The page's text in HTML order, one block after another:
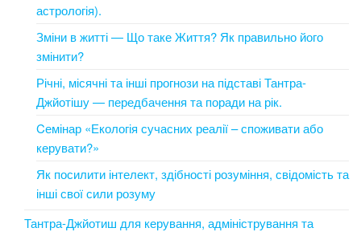
астрологія).
Зміни в житті — Що таке Життя? Як правильно його
змінити?
Річні, місячні та інші прогнози на підставі Тантра-
Джйотішу — передбачення та поради на рік.
Cемінар «Екологія сучасних реалії – споживати або
керувати?»
Як посилити інтелект, здібності розуміння, свідомість та
інші свої сили розуму
Тантра-Джйотиш для керування, адміністрування та